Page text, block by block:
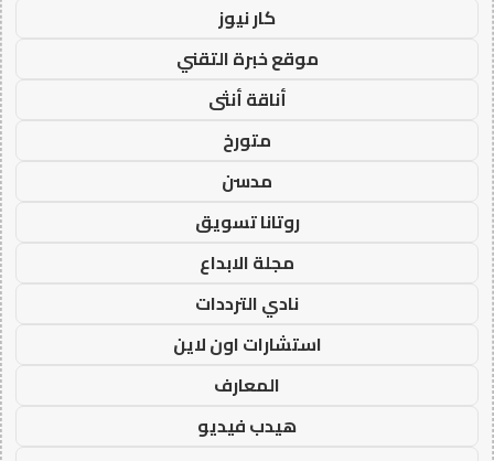
كار نيوز
موقع خبرة التقني
أناقة أنثى
متورخ
مدسن
روتانا تسويق
مجلة الابداع
نادي الترددات
استشارات اون لاين
المعارف
هيدب فيديو